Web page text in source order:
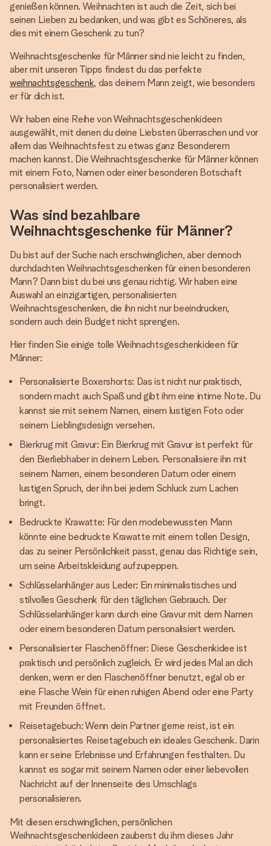
genießen können. Weihnachten ist auch die Zeit, sich bei
seinen Lieben zu bedanken, und was gibt es Schöneres, als
dies mit einem Geschenk zu tun?
Weihnachtsgeschenke für Männer sind nie leicht zu finden,
aber mit unseren Tipps findest du das perfekte
weihnachtsgeschenk, das deinem Mann zeigt, wie besonders
er für dich ist.
Wir haben eine Reihe von Weihnachtsgeschenkideen
ausgewählt, mit denen du deine Liebsten überraschen und vor
allem das Weihnachtsfest zu etwas ganz Besonderem
machen kannst. Die Weihnachtsgeschenke für Männer können
mit einem Foto, Namen oder einer besonderen Botschaft
personalisiert werden.
Was sind bezahlbare
Weihnachtsgeschenke für Männer?
Du bist auf der Suche nach erschwinglichen, aber dennoch
durchdachten Weihnachtsgeschenken für einen besonderen
Mann? Dann bist du bei uns genau richtig. Wir haben eine
Auswahl an einzigartigen, personalisierten
Weihnachtsgeschenken, die ihn nicht nur beeindrucken,
sondern auch dein Budget nicht sprengen.
Hier finden Sie einige tolle Weihnachtsgeschenkideen für
Männer:
Personalisierte Boxershorts: Das ist nicht nur praktisch,
sondern macht auch Spaß und gibt ihm eine intime Note. Du
kannst sie mit seinem Namen, einem lustigen Foto oder
seinem Lieblingsdesign versehen.
Bierkrug mit Gravur: Ein Bierkrug mit Gravur ist perfekt für
den Bierliebhaber in deinem Leben. Personalisiere ihn mit
seinem Namen, einem besonderen Datum oder einem
lustigen Spruch, der ihn bei jedem Schluck zum Lachen
bringt.
Bedruckte Krawatte: Für den modebewussten Mann
könnte eine bedruckte Krawatte mit einem tollen Design,
das zu seiner Persönlichkeit passt, genau das Richtige sein,
um seine Arbeitskleidung aufzupeppen.
Schlüsselanhänger aus Leder: Ein minimalistisches und
stilvolles Geschenk für den täglichen Gebrauch. Der
Schlüsselanhänger kann durch eine Gravur mit dem Namen
oder einem besonderen Datum personalisiert werden.
Personalisierter Flaschenöffner: Diese Geschenkidee ist
praktisch und persönlich zugleich. Er wird jedes Mal an dich
denken, wenn er den Flaschenöffner benutzt, egal ob er
eine Flasche Wein für einen ruhigen Abend oder eine Party
mit Freunden öffnet.
Reisetagebuch: Wenn dein Partner gerne reist, ist ein
personalisiertes Reisetagebuch ein ideales Geschenk. Darin
kann er seine Erlebnisse und Erfahrungen festhalten. Du
kannst es sogar mit seinem Namen oder einer liebevollen
Nachricht auf der Innenseite des Umschlags
personalisieren.
Mit diesen erschwinglichen, persönlichen
Weihnachtsgeschenkideen zauberst du ihm dieses Jahr